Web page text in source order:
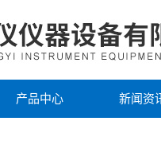
产品中心 新闻资